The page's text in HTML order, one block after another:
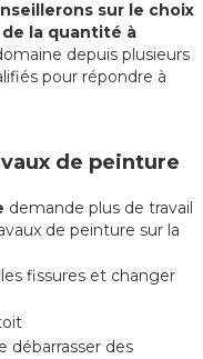
sur le choix
la quantité à
depuis plusieurs
pour répondre à
de peinture
demande plus de travail
de peinture sur la
fissures et changer
débarrasser des